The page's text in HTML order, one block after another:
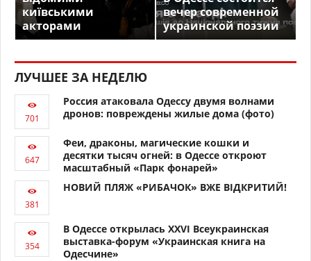
київськими
акторами
вечер современной
украинской поэзии
ЛУЧШЕЕ ЗА НЕДЕЛЮ
Россия атаковала Одессу двумя волнами
дронов: повреждены жилые дома (фото)
Феи, драконы, магические кошки и
десятки тысяч огней: в Одессе откроют
масштабный «Парк фонарей»
НОВИЙ ПЛЯЖ «РИБАЧОК» ВЖЕ ВІДКРИТИЙ!
В Одессе открылась XXVI Всеукраинская
выставка-форум «Украинская книга на
Одесчине»